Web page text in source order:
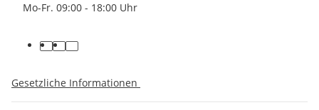
Mo-Fr. 09:00 - 18:00 Uhr
Gesetzliche Informationen